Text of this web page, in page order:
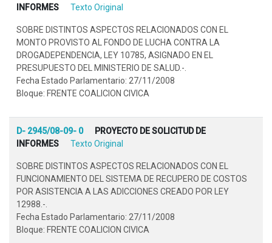
INFORMES
Texto Original
SOBRE DISTINTOS ASPECTOS RELACIONADOS CON EL
MONTO PROVISTO AL FONDO DE LUCHA CONTRA LA
DROGADEPENDENCIA, LEY 10785, ASIGNADO EN EL
PRESUPUESTO DEL MINISTERIO DE SALUD.-.
Fecha Estado Parlamentario: 27/11/2008
Bloque: FRENTE COALICION CIVICA
D- 2945/08-09- 0
PROYECTO DE SOLICITUD DE
INFORMES
Texto Original
SOBRE DISTINTOS ASPECTOS RELACIONADOS CON EL
FUNCIONAMIENTO DEL SISTEMA DE RECUPERO DE COSTOS
POR ASISTENCIA A LAS ADICCIONES CREADO POR LEY
12988.-.
Fecha Estado Parlamentario: 27/11/2008
Bloque: FRENTE COALICION CIVICA